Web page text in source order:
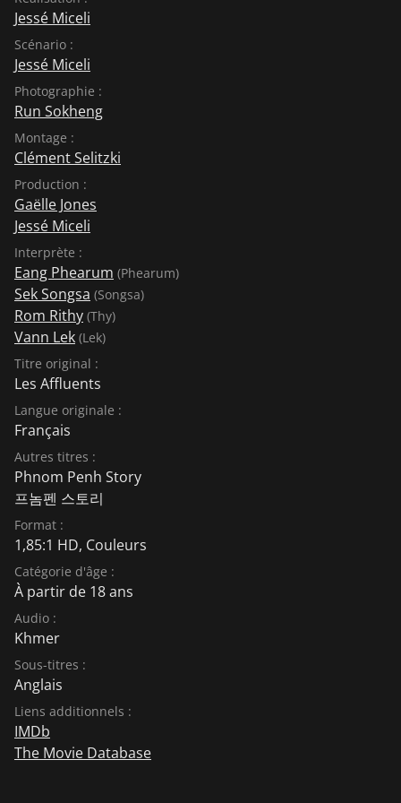
Jessé Miceli
Scénario :
Jessé Miceli
Photographie :
Run Sokheng
Montage :
Clément Selitzki
Production :
Gaëlle Jones
Jessé Miceli
Interprète :
Eang Phearum (Phearum)
Sek Songsa (Songsa)
Rom Rithy (Thy)
Vann Lek (Lek)
Titre original :
Les Affluents
Langue originale :
Français
Autres titres :
Phnom Penh Story
프놈펜 스토리
Format :
1,85:1 HD, Couleurs
Catégorie d'âge :
À partir de 18 ans
Audio :
Khmer
Sous-titres :
Anglais
Liens additionnels :
IMDb
The Movie Database